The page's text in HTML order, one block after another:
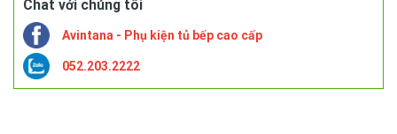
Chat với chúng tôi
Avintana - Phụ kiện tủ bếp cao cấp
052.203.2222